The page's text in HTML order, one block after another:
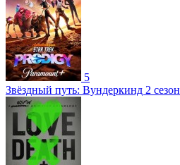
5
Звёздный путь: Вундеркинд 2 сезон